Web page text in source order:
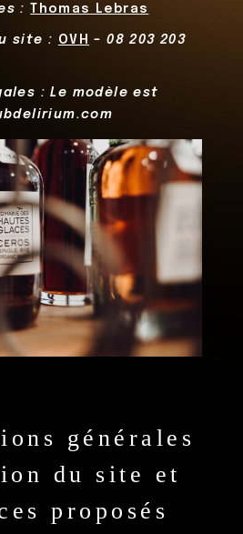
:Thomas Lebras
site : OVH
– 08 203 203
: Le modèle est
générales
du site et
proposés